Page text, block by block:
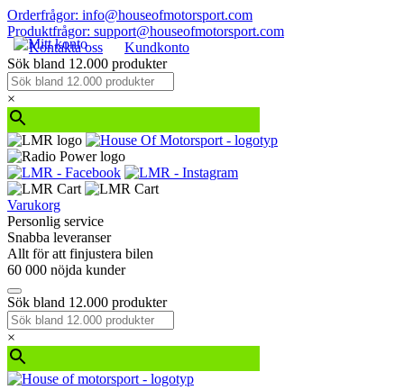
Orderfrågor: info@houseofmotorsport.com
Produktfrågor: support@houseofmotorsport.com
Kontakta oss
Kundkonto
Sök bland 12.000 produkter
×
Varukorg
Personlig service
Snabba leveranser
Allt för att finjustera bilen
60 000 nöjda kunder
Sök bland 12.000 produkter
×